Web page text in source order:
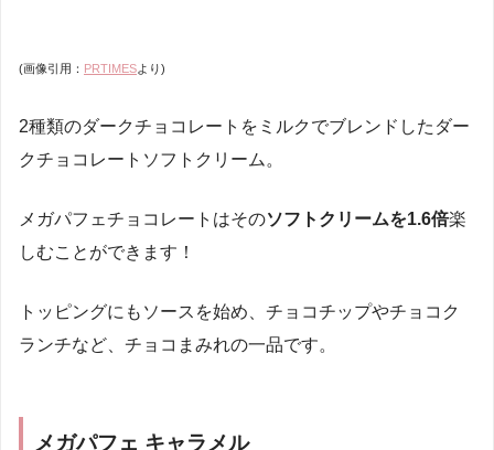
(画像引用： PRTIMESより)
2種類のダークチョコレートをミルクでブレンドしたダー
クチョコレートソフトクリーム。
メガパフェチョコレートはそのソフトクリームを1.6倍楽
しむことができます！
トッピングにもソースを始め、チョコチップやチョコク
ランチなど、チョコまみれの一品です。
メガパフェ キャラメル